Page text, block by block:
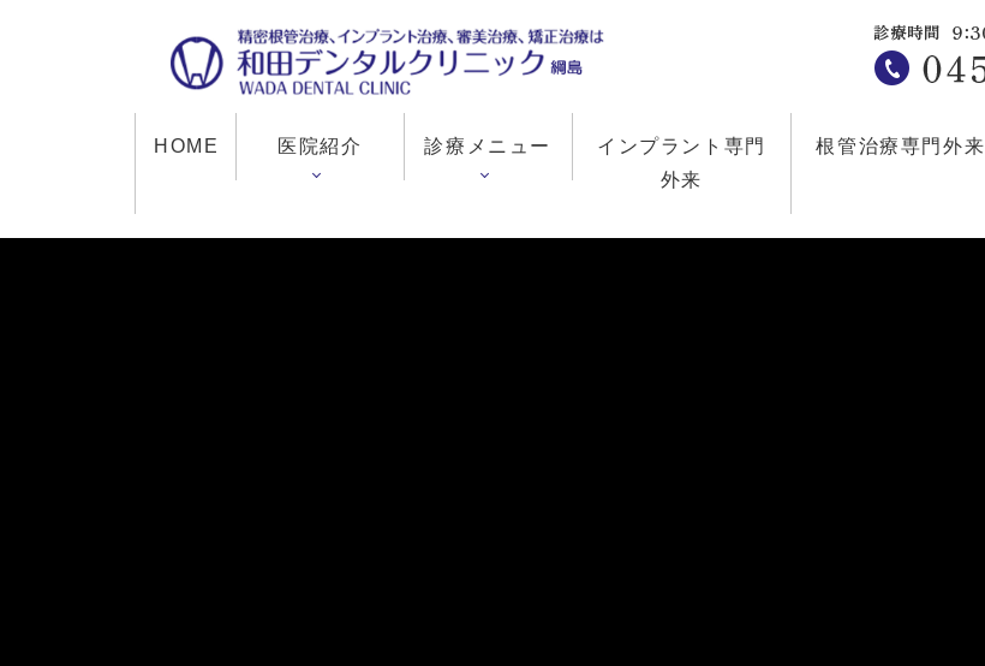
HOME 医院紹介 診療メニュー
インプラント専門
外来
根管治療専門外来